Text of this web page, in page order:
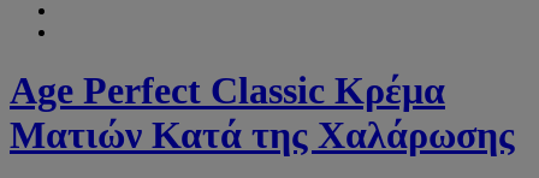
Age Perfect Classic Κρέμα
Ματιών Κατά της Χαλάρωσης